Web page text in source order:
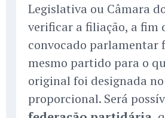
Legislativa ou Câmara
verificar a filiação, a fim
convocado parlamentar
mesmo partido para o
original foi designada
proporcional. Será